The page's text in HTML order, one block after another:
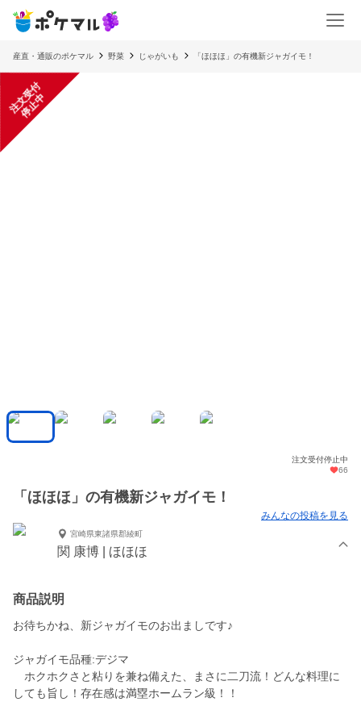
産直・通販のポケマル 野菜 じゃがいも 「ほほほ」の有機新ジャガイモ！
注
文
受
付
停
止
中
注文受付停止中
66
「ほほほ」の有機新ジャガイモ！
みんなの投稿を見る
宮崎県東諸県郡綾町
関 康博 | ほほほ
商品説明
お待ちかね、新ジャガイモのお出ましです♪
ジャガイモ品種:デジマ
ホクホクさと粘りを兼ね備えた、まさに二刀流！どんな料理に
しても旨し！存在感は満塁ホームラン級！！